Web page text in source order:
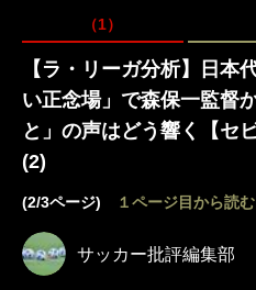
（1）
【ラ・リーガ分析】日本
い正念場」で森保一監督
と」の声はどう響く【セ
(2)
(2/3ページ) １ページ目から読む
サッカー批評編集部